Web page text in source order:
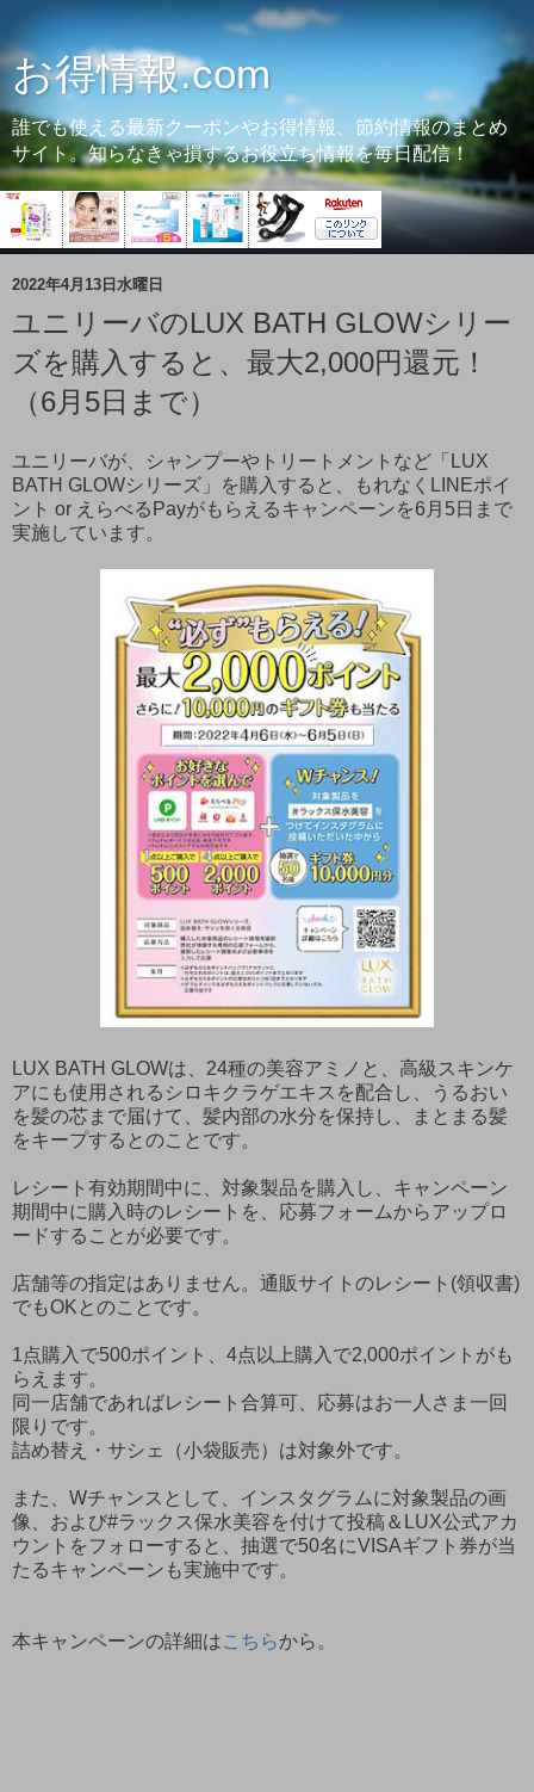
お得情報.com
誰でも使える最新クーポンやお得情報、節約情報のまとめ
サイト。知らなきゃ損するお役立ち情報を毎日配信！
2022年4月13日水曜日
ユニリーバのLUX BATH GLOWシリー
ズを購入すると、最大2,000円還元！
（6月5日まで）
ユニリーバが、シャンプーやトリートメントなど「LUX
BATH GLOWシリーズ」を購入すると、もれなくLINEポイ
ント or えらべるPayがもらえるキャンペーンを6月5日まで
実施しています。
LUX BATH GLOWは、24種の美容アミノと、高級スキンケ
アにも使用されるシロキクラゲエキスを配合し、うるおい
を髪の芯まで届けて、髪内部の水分を保持し、まとまる髪
をキープするとのことです。
レシート有効期間中に、対象製品を購入し、キャンペーン
期間中に購入時のレシートを、応募フォームからアップロ
ードすることが必要です。
店舗等の指定はありません。通販サイトのレシート(領収書)
でもOKとのことです。
1点購入で500ポイント、4点以上購入で2,000ポイントがも
らえます。
同一店舗であればレシート合算可、応募はお一人さま一回
限りです。
詰め替え・サシェ（小袋販売）は対象外です。
また、Wチャンスとして、インスタグラムに対象製品の画
像、および#ラックス保水美容を付けて投稿＆LUX公式アカ
ウントをフォローすると、抽選で50名にVISAギフト券が当
たるキャンペーンも実施中です。
本キャンペーンの詳細はこちらから。